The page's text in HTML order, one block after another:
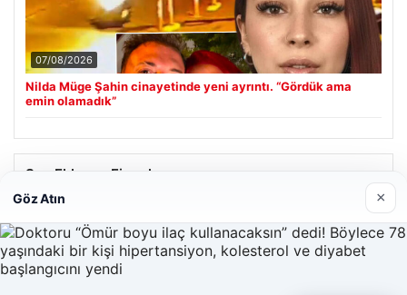
07/08/2026
Nilda Müge Şahin cinayetinde yeni ayrıntı. “Gördük ama
emin olamadık”
Son Eklenen Firmalar
28/04/2026
Göz Atın ×